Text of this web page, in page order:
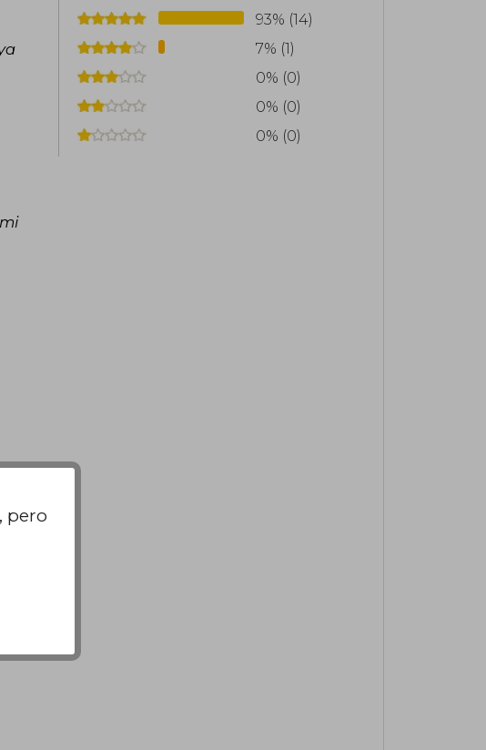
videojuegos, los mitos antiguos y la literatura
construye tramas que invitan a reflexionar sobre
más mágicos
93% (14)
7% (1)
0% (0)
0% (0)
0% (0)
, pero